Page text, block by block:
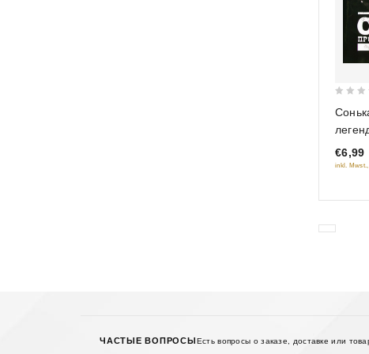
of
5
€6,99
inkl.
ЧАСТЫЕ ВОПРОСЫЕсть вопросы о заказе, доставке или